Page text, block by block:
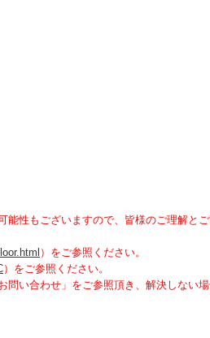
性もございますので、皆様のご理解と
）をご参照ください。
）をご参照ください。
い合わせ」をご参照頂き、解決しない場